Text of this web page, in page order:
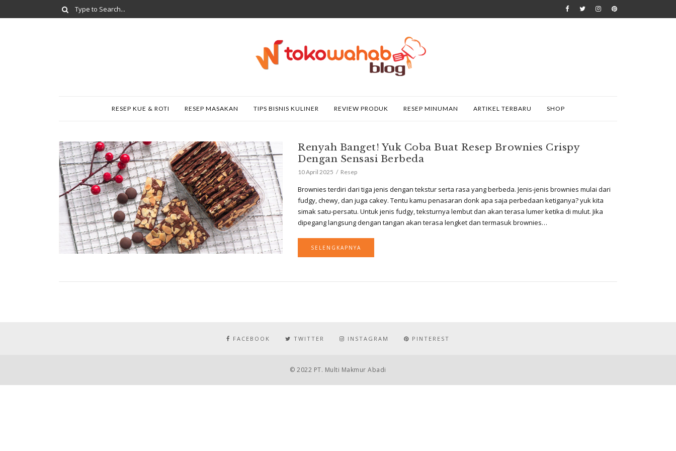
RESEP KUE & ROTI RESEP MASAKAN TIPS BISNIS KULINER REVIEW PRODUK RESEP MINUMAN ARTIKEL TERBARU SHOP
Renyah Banget! Yuk Coba Buat Resep Brownies Crispy
Dengan Sensasi Berbeda
10 April 2025 Resep
Brownies terdiri dari tiga jenis dengan tekstur serta rasa yang berbeda. Jenis-jenis brownies mulai dari
fudgy, chewy, dan juga cakey. Tentu kamu penasaran donk apa saja perbedaan ketiganya? yuk kita
simak satu-persatu. Untuk jenis fudgy, teksturnya lembut dan akan terasa lumer ketika di mulut. Jika
dipegang langsung dengan tangan akan terasa lengket dan termasuk brownies…
SELENGKAPNYA
FACEBOOK TWITTER INSTAGRAM PINTEREST
© 2022 PT. Multi Makmur Abadi